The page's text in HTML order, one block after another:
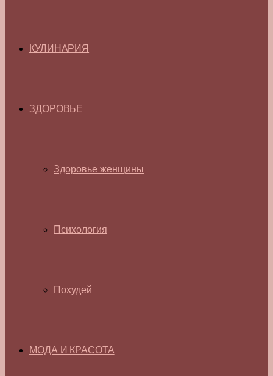
КУЛИНАРИЯ
ЗДОРОВЬЕ
Здоровье женщины
Психология
Похудей
МОДА И КРАСОТА